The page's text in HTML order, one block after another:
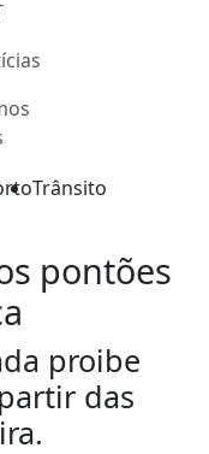
Trânsito
pontões
proibe
das